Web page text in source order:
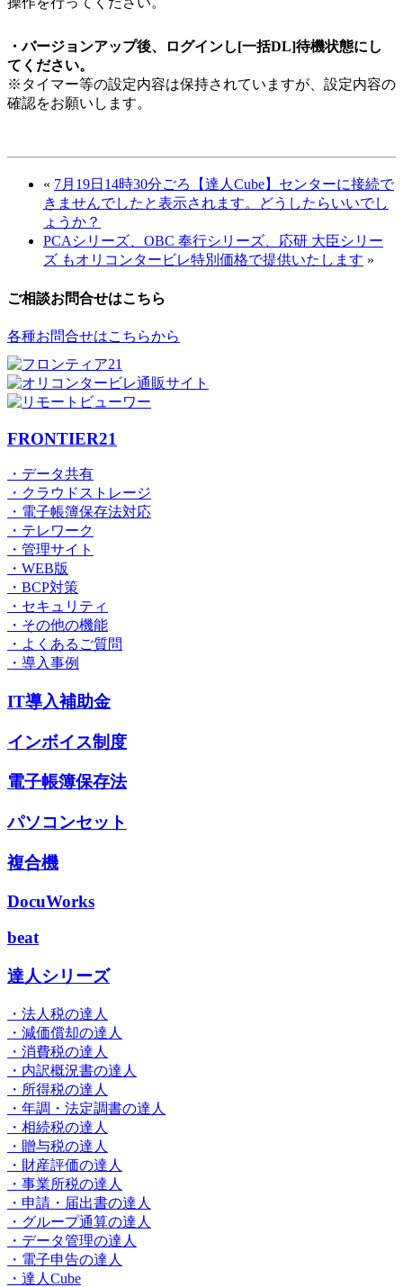
・バージョンアップ後、ログインし[一括DL]待機状態にし
てください。
※タイマー等の設定内容は保持されていますが、設定内容の
確認をお願いします。
« 7月19日14時30分ごろ【達人Cube】センターに接続で
きませんでしたと表示されます。どうしたらいいでし
ょうか？
PCAシリーズ、OBC 奉行シリーズ、応研 大臣シリー
ズ もオリコンタービレ特別価格で提供いたします »
ご相談お問合せはこちら
各種お問合せはこちらから
FRONTIER21
・データ共有
・クラウドストレージ
・電子帳簿保存法対応
・テレワーク
・管理サイト
・WEB版
・BCP対策
・セキュリティ
・その他の機能
・よくあるご質問
・導入事例
IT導入補助金
インボイス制度
電子帳簿保存法
パソコンセット
複合機
DocuWorks
beat
達人シリーズ
・法人税の達人
・減価償却の達人
・消費税の達人
・内訳概況書の達人
・所得税の達人
・年調・法定調書の達人
・相続税の達人
・贈与税の達人
・財産評価の達人
・事業所税の達人
・申請・届出書の達人
・グループ通算の達人
・データ管理の達人
・電子申告の達人
・達人Cube